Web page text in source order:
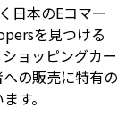
日本のEコマー
を見つける
ョッピングカー
の販売に特有の
す。